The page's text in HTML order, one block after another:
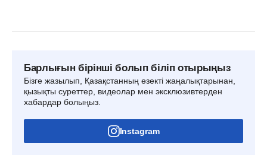
Барлығын бірінші болып біліп отырыңыз
Бізге жазылып, Қазақстанның өзекті жаңалықтарынан,
қызықты суреттер, видеолар мен эксклюзивтерден
хабардар болыңыз.
Instagram